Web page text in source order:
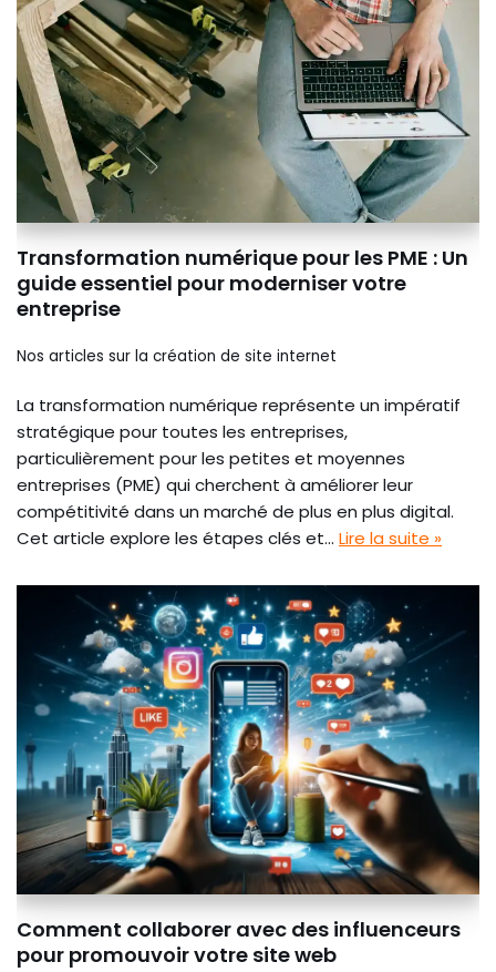
Transformation numérique pour les PME : Un
guide essentiel pour moderniser votre
entreprise
Nos articles sur la création de site internet
La transformation numérique représente un impératif
stratégique pour toutes les entreprises,
particulièrement pour les petites et moyennes
entreprises (PME) qui cherchent à améliorer leur
compétitivité dans un marché de plus en plus digital.
Cet article explore les étapes clés et… Lire la suite »
Comment collaborer avec des influenceurs
pour promouvoir votre site web